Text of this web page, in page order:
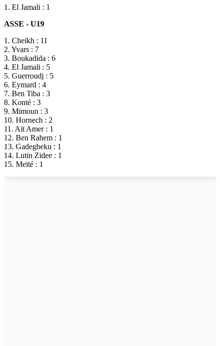
1. El Jamali : 1
ASSE - U19
1. Cheikh : 11
2. Yvars : 7
3. Boukadida : 6
4. El Jamali : 5
5. Guerroudj : 5
6. Eymard : 4
7. Ben Tiba : 3
8. Konté : 3
9. Mimoun : 3
10. Hornech : 2
11. Aït Amer : 1
12. Ben Rahem : 1
13. Gadegbeku : 1
14. Lutin Zidee : 1
15. Meïté : 1